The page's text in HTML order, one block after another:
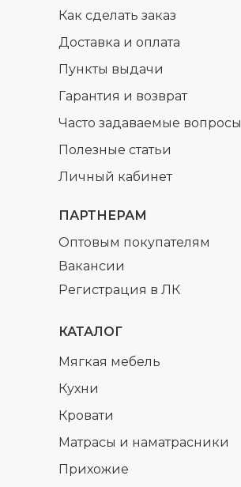
ПАРТНЕРАМ
Регистрация в ЛК
Оптовым покупателям
Вакансии
КАТАЛОГ
Кухни
Мягкая мебель
Кровати
Матрасы и наматрасники
Прихожие
Доставка и оплата
Часто задаваемые вопросы
Гарантия и возврат
Полезные статьи
Пункты выдачи
Как сделать заказ
Личный кабинет